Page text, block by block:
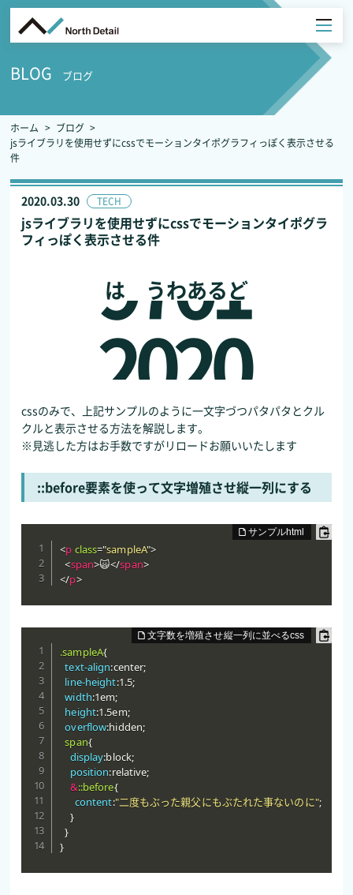
BLOG ブログ
ホーム
ブログ
jsライブラリを使用せずにcssでモーションタイポグラフィっぽく表示させる
件
2020.03.30 TECH
jsライブラリを使用せずにcssでモーションタイポグラ
フィっぽく表示させる件
は
うわあるど
2020
cssのみで、上記サンプルのように一文字づつパタパタとクル
クルと表示させる方法を解説します。
※見逃した方はお手数ですがリロードお願いいたします
::before要素を使って文字増殖させ縦一列にする
<p class="sampleA">
<span>🙀</span>
</p>
.sampleA{
text-align:center;
line-height:1.5;
width:1em;
height:1.5em;
overflow:hidden;
span{
display:block;
position:relative;
&::before{
content:"二度もぶった親父にもぶたれた事ないのに";
}
}
}